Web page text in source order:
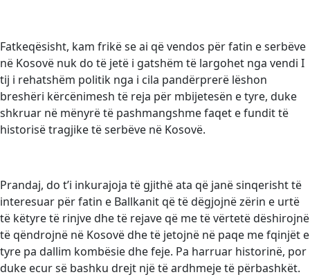
Fatkeqësisht, kam frikë se ai që vendos për fatin e serbëve
në Kosovë nuk do të jetë i gatshëm të largohet nga vendi I
tij i rehatshëm politik nga i cila pandërprerë lëshon
breshëri kërcënimesh të reja për mbijetesën e tyre, duke
shkruar në mënyrë të pashmangshme faqet e fundit të
historisë tragjike të serbëve në Kosovë.
Prandaj, do t’i inkurajoja të gjithë ata që janë sinqerisht të
interesuar për fatin e Ballkanit që të dëgjojnë zërin e urtë
të këtyre të rinjve dhe të rejave që me të vërtetë dëshirojnë
të qëndrojnë në Kosovë dhe të jetojnë në paqe me fqinjët e
tyre pa dallim kombësie dhe feje. Pa harruar historinë, por
duke ecur së bashku drejt një të ardhmeje të përbashkët.